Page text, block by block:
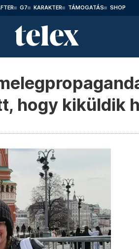
G7 KARAKTER TÁMOGATÁS SHOP
hogy kiküldik